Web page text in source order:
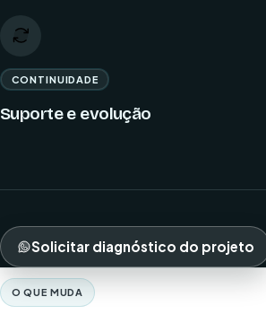
CONTINUIDADE
Suporte e evolução
Solicitar diagnóstico do projeto
O QUE MUDA